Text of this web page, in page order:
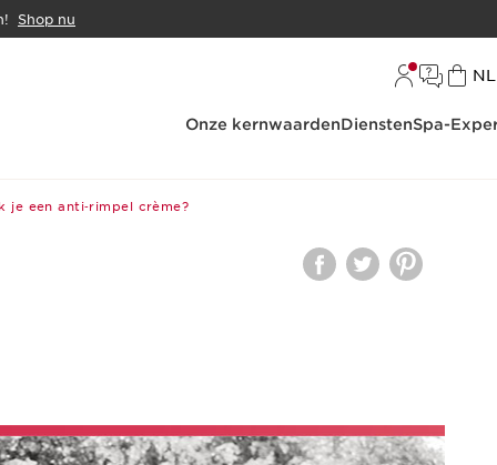
Shop nu
NL
Onze kernwaardenDienstenSpa-
je een anti‑rimpel crème?